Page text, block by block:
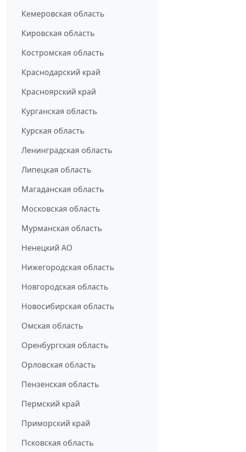
Кемеровская область
Кировская область
Костромская область
Краснодарский край
Красноярский край
Курганская область
Курская область
Ленинградская область
Липецкая область
Магаданская область
Московская область
Мурманская область
Ненецкий АО
Нижегородская область
Новгородская область
Новосибирская область
Омская область
Оренбургская область
Орловская область
Пензенская область
Пермский край
Приморский край
Псковская область